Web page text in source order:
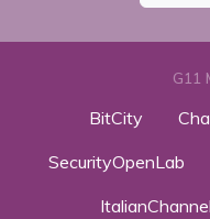
G11
BitCity
SecurityOpenLab